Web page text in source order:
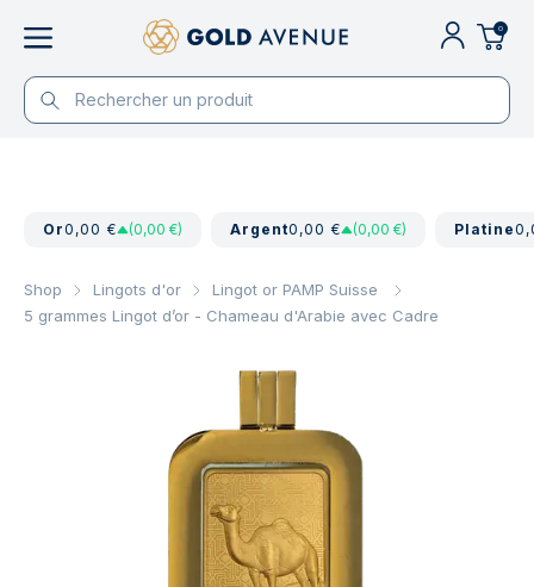
0
Or0,00 € (0,00 €) Argent0,00 € (0,00 €) Platine
Shop Lingots d'or
Lingot or PAMP Suisse
5 grammes Lingot d’or - Chameau d'Arabie avec Cadre